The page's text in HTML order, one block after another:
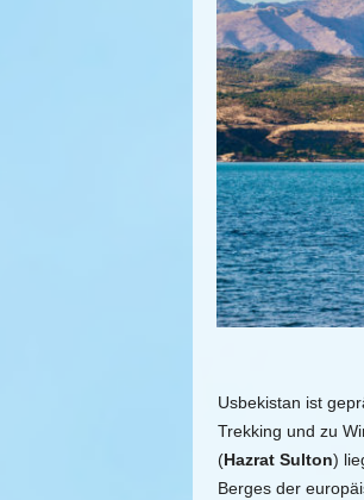
Usbekistan ist
Trekking und zu
(Hazrat Sulton)
Berges der